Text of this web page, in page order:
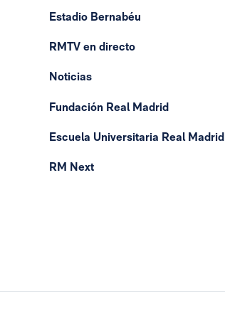
Estadio Bernabéu
RMTV en directo
Noticias
Fundación Real Madrid
Escuela Universitaria Real Madrid
RM Next